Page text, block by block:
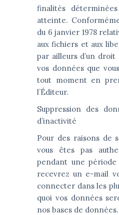
finalités
atteinte.
du 6 janvier 1978
aux fichiers et aux
par ailleurs d’un droit
vos données que
tout moment en
l’Éditeur.
Suppression des
d’inactivité
Pour des raisons de
vous êtes pas
pendant une
recevrez un e-mail
connecter dans les
quoi vos données
nos bases de données.